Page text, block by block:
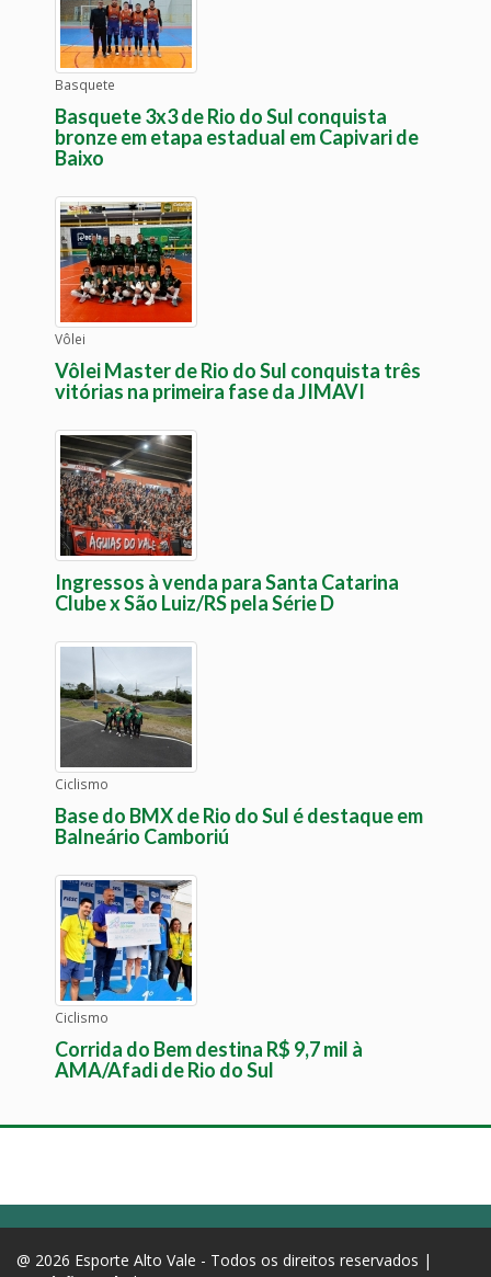
Basquete
Basquete 3x3 de Rio do Sul conquista
bronze em etapa estadual em Capivari de
Baixo
Vôlei
Vôlei Master de Rio do Sul conquista três
vitórias na primeira fase da JIMAVI
Ingressos à venda para Santa Catarina
Clube x São Luiz/RS pela Série D
Ciclismo
Base do BMX de Rio do Sul é destaque em
Balneário Camboriú
Ciclismo
Corrida do Bem destina R$ 9,7 mil à
AMA/Afadi de Rio do Sul
@ 2026 Esporte Alto Vale - Todos os direitos reservados |